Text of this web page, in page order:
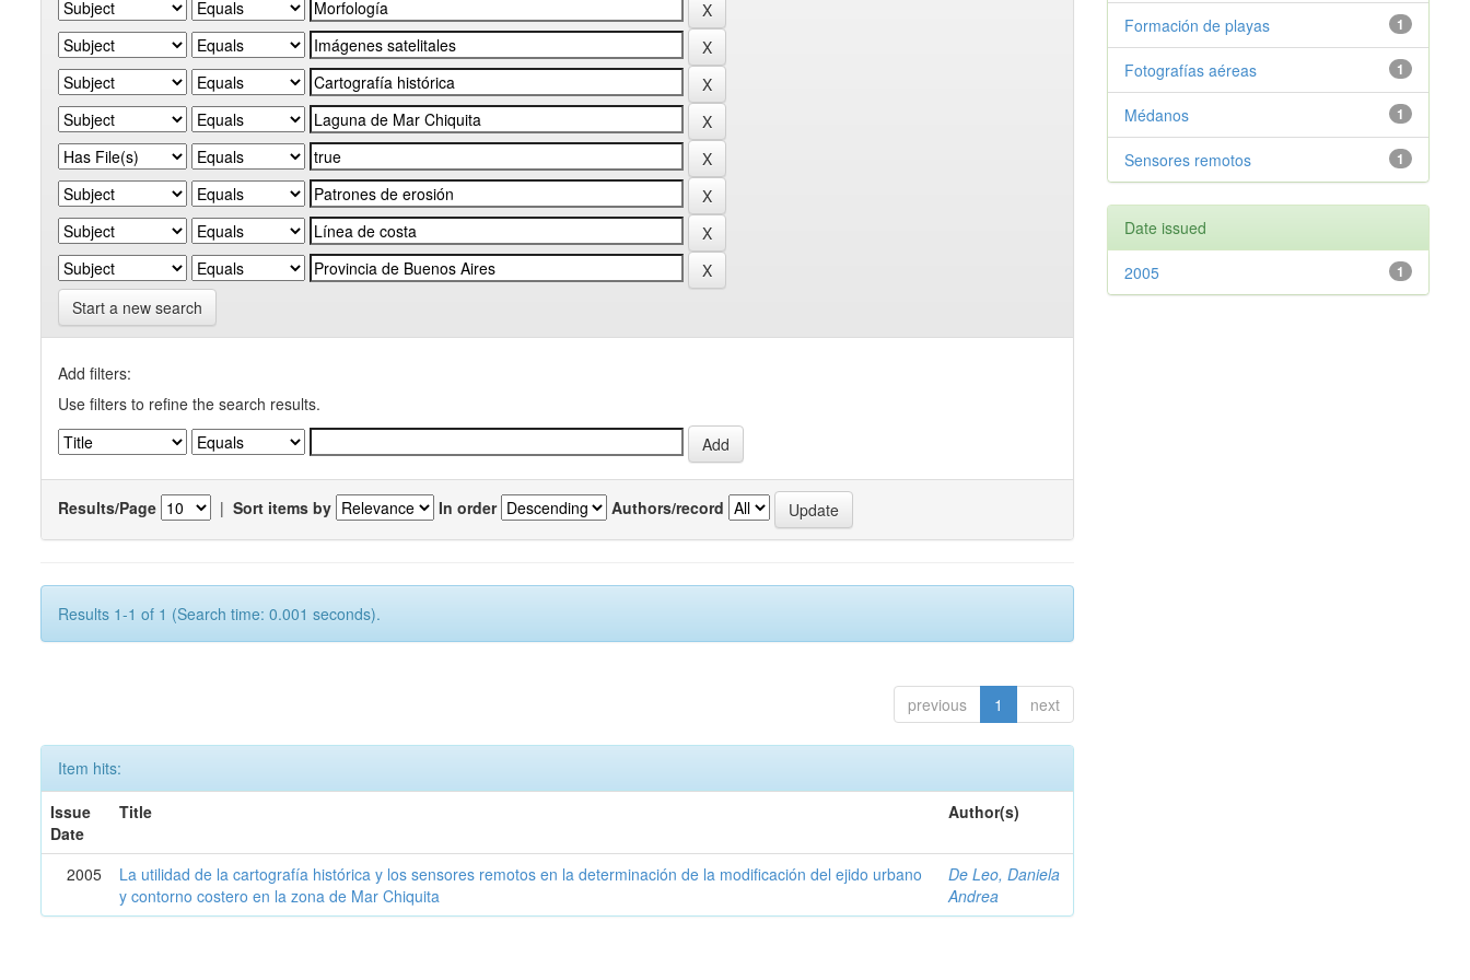
Start a new search
Add filters:
Use filters to refine the search results.
Results/Page | Sort items by In order Authors/record
Results 1-1 of 1 (Search time: 0.001 seconds).
previous 1 next
Item hits:
Issue
Date
Title Author(s)
2005
La utilidad de la cartografía histórica y los sensores remotos en la determinación de la modificación del ejido urbano
y contorno costero en la zona de Mar Chiquita
De Leo, Daniela
Andrea
1
Formación de playas
1
Fotografías aéreas
1
Médanos
1
Sensores remotos
Date issued
1
2005